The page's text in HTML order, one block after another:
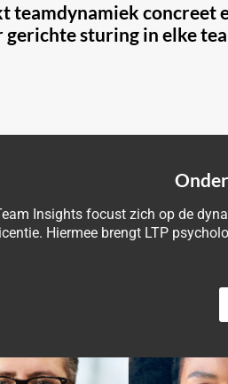
teamdynamiek concreet
gerichte sturing in elke
Insights focust zich op de
Hiermee brengt LTP